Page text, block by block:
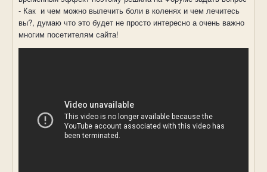
- Как и чем можно вылечить боли в коленях и чем лечитесь
вы?, думаю что это будет не просто интересно а очень важно
многим посетителям сайта!